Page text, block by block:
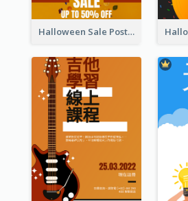
Halloween Sale Poster